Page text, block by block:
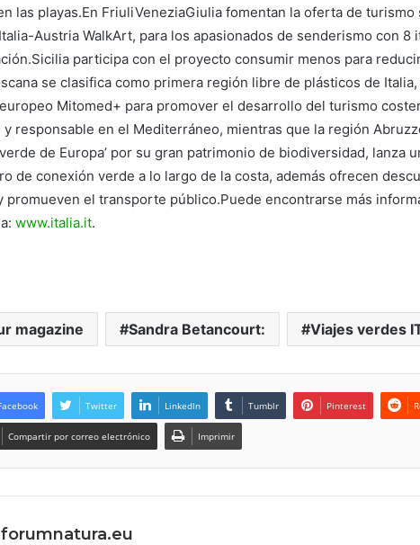
las playas.En FriuliVeneziaGiulia fomentan la oferta de turismo
Austria WalkArt, para los apasionados de senderismo con 8
participa con el proyecto consumir menos para
se clasifica como primera región libre de plásticos de
Mitomed+ para promover el desarrollo del turismo
responsable en el Mediterráneo, mientras que la región
de Europa’ por su gran patrimonio de biodiversidad, lanza
de conexión verde a lo largo de la costa, además ofrecen
promueven el transporte público.Puede encontrarse más
www.italia.it.
magazine Sandra Betancourt: Viajes verdes
Twitter LinkedIn Tumblr Pinterest
Compartir por correo electrónico Imprimir
forumnatura.eu